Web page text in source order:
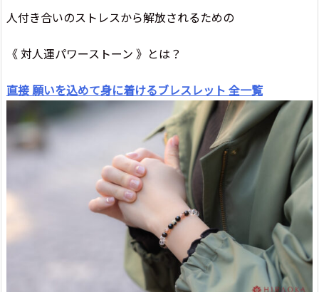
人付き合いのストレスから解放されるための
《 対人運パワーストーン 》とは？
直接 願いを込めて身に着けるブレスレット 全一覧